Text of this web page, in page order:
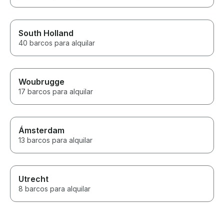
South Holland
40 barcos para alquilar
Woubrugge
17 barcos para alquilar
Ámsterdam
13 barcos para alquilar
Utrecht
8 barcos para alquilar